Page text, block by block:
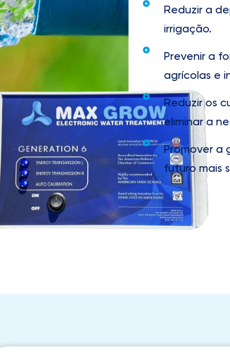
Reduzir a
irrigação.
Prevenir a
agrícolas e
Reduzir os
eliminar a
Promover a
futuro mais